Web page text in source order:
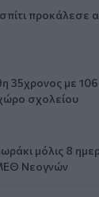
προκάλεσε
35χρονος με
σχολείου
μόλις 8
Νεογνών